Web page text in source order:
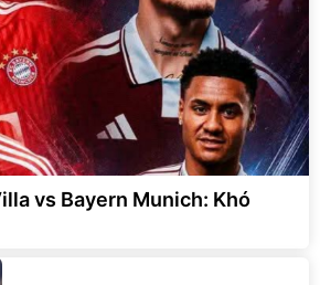
vs Bayern Munich: Khó